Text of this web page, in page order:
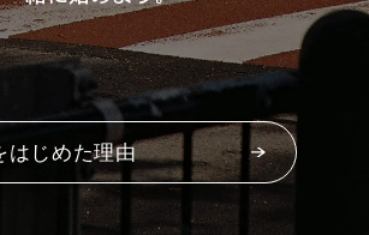
#ボクと麺
職人の手仕事に触れる
はじめた理由